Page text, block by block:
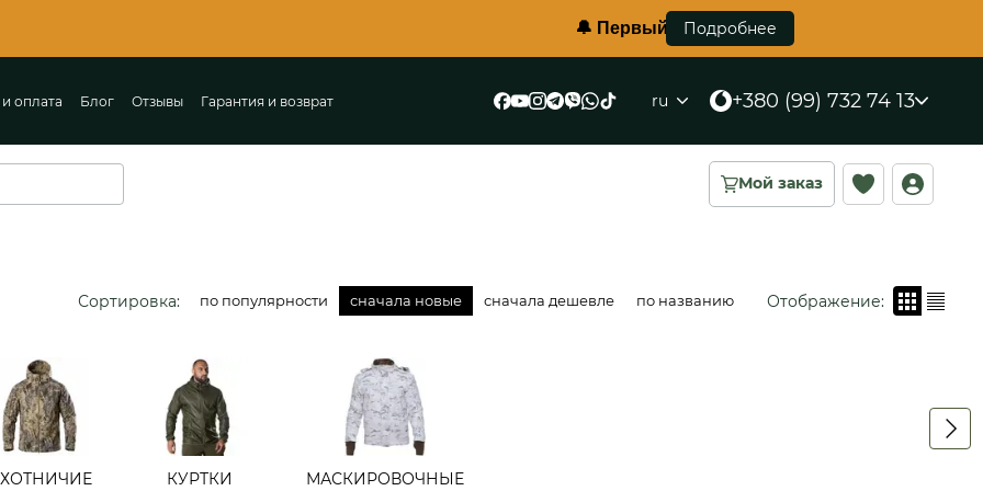
🔔 Первый в Украине противоосколковый жилет корсетного
Подробнее
оплата Блог Отзывы
Гарантия и возврат
ru +380 (99) 732 74 13
Мой заказ
Сортировка: по популярности сначала новые сначала дешевле по названию Отображение:
КУРТКИ
МАСКИРОВОЧНЫЕ